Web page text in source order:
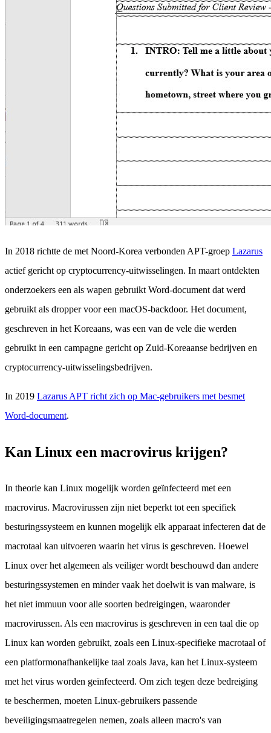
In 2018 richtte de met Noord-Korea verbonden APT-groep Lazarus
actief gericht op cryptocurrency-uitwisselingen. In maart ontdekten
onderzoekers een als wapen gebruikt Word-document dat werd
gebruikt als dropper voor een macOS-backdoor. Het document,
geschreven in het Koreaans, was een van de vele die werden
gebruikt in een campagne gericht op Zuid-Koreaanse bedrijven en
cryptocurrency-uitwisselingsbedrijven.
In 2019 Lazarus APT richt zich op Mac-gebruikers met besmet
Word-document.
Kan Linux een macrovirus krijgen?
In theorie kan Linux mogelijk worden geïnfecteerd met een
macrovirus. Macrovirussen zijn niet beperkt tot een specifiek
besturingssysteem en kunnen mogelijk elk apparaat infecteren dat de
macrotaal kan uitvoeren waarin het virus is geschreven. Hoewel
Linux over het algemeen als veiliger wordt beschouwd dan andere
besturingssystemen en minder vaak het doelwit is van malware, is
het niet immuun voor alle soorten bedreigingen, waaronder
macrovirussen. Als een macrovirus is geschreven in een taal die op
Linux kan worden gebruikt, zoals een Linux-specifieke macrotaal of
een platformonafhankelijke taal zoals Java, kan het Linux-systeem
met het virus worden geïnfecteerd. Om zich tegen deze bedreiging
te beschermen, moeten Linux-gebruikers passende
beveiligingsmaatregelen nemen, zoals alleen macro's van